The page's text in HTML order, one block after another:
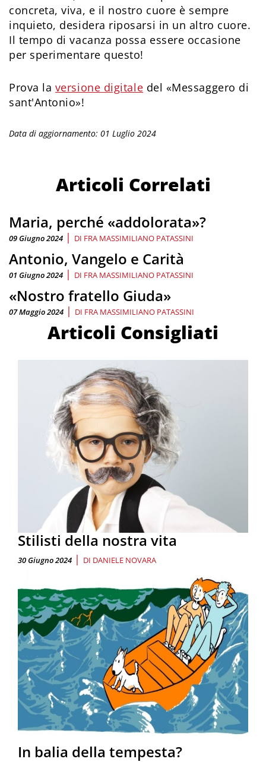
concreta, viva, e il nostro cuore è sempre
inquieto, desidera riposarsi in un altro cuore.
Il tempo di vacanza possa essere occasione
per sperimentare questo!
Prova la versione digitale del «Messaggero di
sant'Antonio»!
Data di aggiornamento: 01 Luglio 2024
Articoli Correlati
Maria, perché «addolorata»?
09 Giugno 2024 | DI FRA MASSIMILIANO PATASSINI
Antonio, Vangelo e Carità
01 Giugno 2024 | DI FRA MASSIMILIANO PATASSINI
«Nostro fratello Giuda»
07 Maggio 2024 | DI FRA MASSIMILIANO PATASSINI
Articoli Consigliati
Stilisti della nostra vita
30 Giugno 2024 | DI DANIELE NOVARA
In balia della tempesta?